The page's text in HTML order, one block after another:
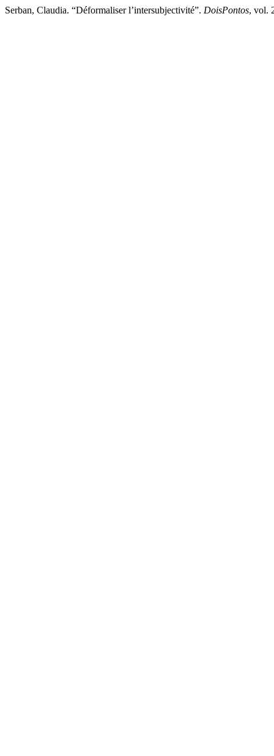
Serban, Claudia. “Déformaliser l’intersubjectivité”. DoisPontos, vol.